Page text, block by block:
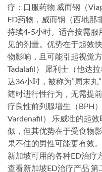
疗：口服药物 威而钢（
ED药物，威而钢（西地那
持续4-5小时。适合按需服
见的剂量。优势在于起效
物影响，且可能引起视觉
Tadalafil） 犀利士（他达
达36小时，被称为”周末
随时进行性行为，无需提
疗良性前列腺增生（BPH
Vardenafil） 乐威壮的起
似，但其优势在于受食物
果不佳的男性可能更有效
新加坡可用的各种ED治疗
查看新加坡ED治疗产品